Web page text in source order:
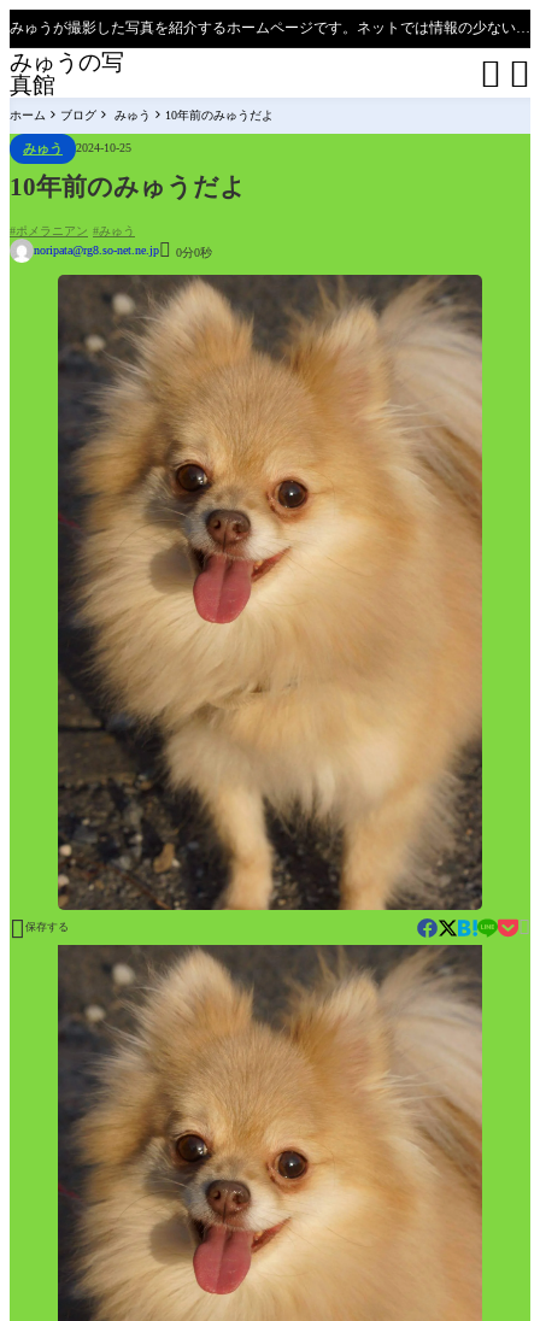
みゅうが撮影した写真を紹介するホームページです。ネットでは情報の少ない、新潟県、魚沼只見線の撮影ポイントの紹介があります（必見）。
みゅうの写
真館
 
ホーム ブログ みゅう 10年前のみゅうだよ
みゅう 2024-10-25
10年前のみゅうだよ
ポメラニアン
みゅう
noripata@rg8.so-net.ne.jp 0分0秒
 保存する 